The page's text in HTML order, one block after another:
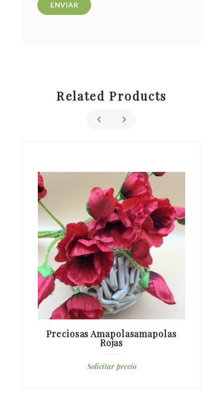
Related Products
Preciosas Amapolasamapolas
Rojas
Solicitar precio